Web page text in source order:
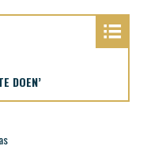
DOEN’